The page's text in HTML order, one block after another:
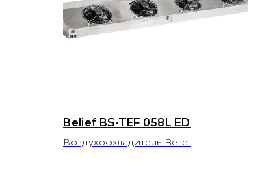
Belief BS-TEF 058L ED
Воздухоохладитель Belief